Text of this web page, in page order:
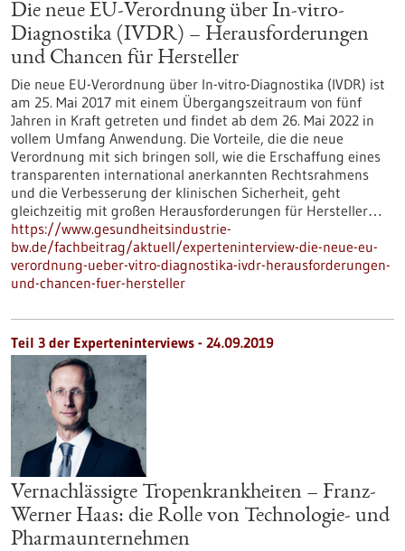
Die neue EU-Verordnung über In-vitro-
Diagnostika (IVDR) – Herausforderungen
und Chancen für Hersteller
Die neue EU-Verordnung über In-vitro-Diagnostika (IVDR) ist
am 25. Mai 2017 mit einem Übergangszeitraum von fünf
Jahren in Kraft getreten und findet ab dem 26. Mai 2022 in
vollem Umfang Anwendung. Die Vorteile, die die neue
Verordnung mit sich bringen soll, wie die Erschaffung eines
transparenten international anerkannten Rechtsrahmens
und die Verbesserung der klinischen Sicherheit, geht
gleichzeitig mit großen Herausforderungen für Hersteller…
https://www.gesundheitsindustrie-
bw.de/fachbeitrag/aktuell/experteninterview-die-neue-eu-
verordnung-ueber-vitro-diagnostika-ivdr-herausforderungen-
und-chancen-fuer-hersteller
Teil 3 der Experteninterviews - 24.09.2019
Vernachlässigte Tropenkrankheiten – Franz-
Werner Haas: die Rolle von Technologie- und
Pharmaunternehmen